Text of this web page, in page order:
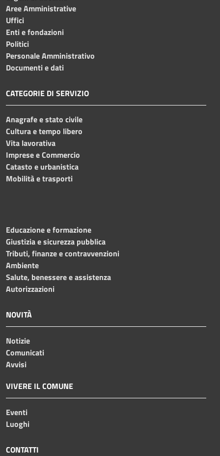
Aree Amministrative
Uffici
Enti e fondazioni
Politici
Personale Amministrativo
Documenti e dati
CATEGORIE DI SERVIZIO
Anagrafe e stato civile
Cultura e tempo libero
Vita lavorativa
Imprese e Commercio
Catasto e urbanistica
Mobilità e trasporti
Educazione e formazione
Giustizia e sicurezza pubblica
Tributi, finanze e contravvenzioni
Ambiente
Salute, benessere e assistenza
Autorizzazioni
NOVITÀ
Notizie
Comunicati
Avvisi
VIVERE IL COMUNE
Eventi
Luoghi
CONTATTI